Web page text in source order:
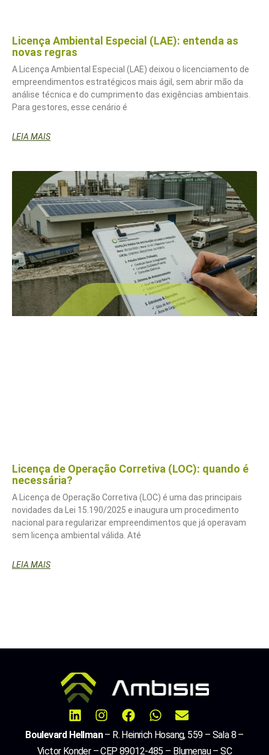
Licença Ambiental Especial (LAE): entenda as
novas regras
A Licença Ambiental Especial (LAE) deixou o licenciamento de
empreendimentos estratégicos mais ágil, sem abrir mão da
análise técnica e do cumprimento das exigências ambientais.
Para gestores, esse cenário é
LEIA MAIS
Licença de Operação Corretiva (LOC): quando é
necessária?
A Licença de Operação Corretiva (LOC) é uma das principais
novidades da Lei 15.190/2025 e inaugura um procedimento
nacional para regularizar empreendimentos que já operavam
sem licença ambiental válida. Até
LEIA MAIS
Boulevard Hellman– R. Heinrich Hosang, 559 – Sala 8 –
Victor Konder – CEP 89012-485 – Blumenau – SC